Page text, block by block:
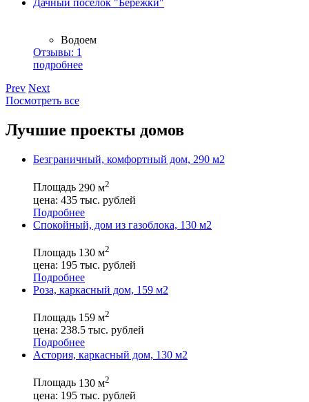
Дачный поселок "Бережки"
Водоем
Отзывы: 1
подробнее
Prev Next
Посмотреть все
Лучшие проекты домов
Безграничный, комфортный дом, 290 м2
Площадь 290 м2
цена: 435 тыс. рублей
Подробнее
Спокойный, дом из газоблока, 130 м2
Площадь 130 м2
цена: 195 тыс. рублей
Подробнее
Роза, каркасный дом, 159 м2
Площадь 159 м2
цена: 238.5 тыс. рублей
Подробнее
Астория, каркасный дом, 130 м2
Площадь 130 м2
цена: 195 тыс. рублей